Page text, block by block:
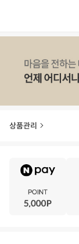
상품관리